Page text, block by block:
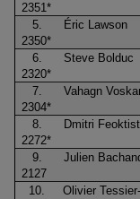
2351*
5.
Éric Lawson
2350*
6.
Steve Bolduc
2320*
7.
Vahagn
2304*
8.
Dmitri
2272*
9.
Julien
2127
10.
Olivier Tessier-